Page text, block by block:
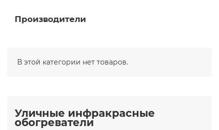
Производители
В этой категории нет товаров.
Уличные инфракрасные
обогреватели